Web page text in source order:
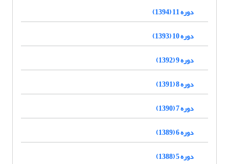
دوره 11 (1394)
دوره 10 (1393)
دوره 9 (1392)
دوره 8 (1391)
دوره 7 (1390)
دوره 6 (1389)
دوره 5 (1388)